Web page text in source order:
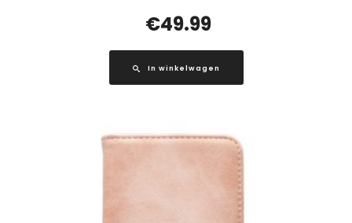
€49.99
In winkelwagen